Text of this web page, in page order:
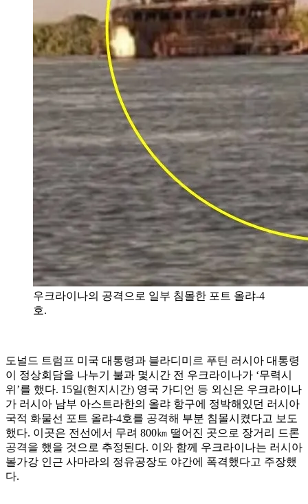
우크라이나의 공격으로 일부 침몰한 포트 올랴-4
호.
도널드 트럼프 미국 대통령과 블라디미르 푸틴 러시아 대통령
이 정상회담을 나누기 불과 몇시간 전 우크라이나가 ‘무력시
위’를 했다. 15일(현지시간) 영국 가디언 등 외신은 우크라이나
가 러시아 남부 아스트라한의 올랴 항구에 정박해있던 러시아
국적 화물선 포트 올랴-4호를 공격해 부분 침몰시켰다고 보도
했다. 이곳은 전선에서 무려 800㎞ 떨어진 곳으로 장거리 드론
공격을 했을 것으로 추정된다. 이와 함께 우크라이나는 러시아
볼가강 인근 사마라의 정유공장도 야간에 폭격했다고 주장했
다.